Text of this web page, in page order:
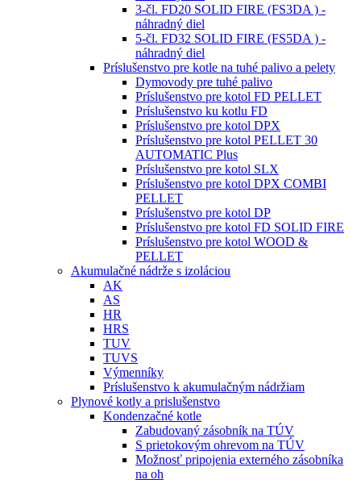
3-čl. FD20 SOLID FIRE (FS3DA ) -
náhradný diel
5-čl. FD32 SOLID FIRE (FS5DA ) -
náhradný diel
Príslušenstvo pre kotle na tuhé palivo a pelety
Dymovody pre tuhé palivo
Príslušenstvo pre kotol FD PELLET
Príslušenstvo ku kotlu FD
Príslušenstvo pre kotol DPX
Príslušenstvo pre kotol PELLET 30
AUTOMATIC Plus
Príslušenstvo pre kotol SLX
Príslušenstvo pre kotol DPX COMBI
PELLET
Príslušenstvo pre kotol DP
Príslušenstvo pre kotol FD SOLID FIRE
Príslušenstvo pre kotol WOOD &
PELLET
Akumulačné nádrže s izoláciou
AK
AS
HR
HRS
TUV
TUVS
Výmenníky
Príslušenstvo k akumulačným nádržiam
Plynové kotly a prislušenstvo
Kondenzačné kotle
Zabudovaný zásobník na TÚV
S prietokovým ohrevom na TÚV
Možnosť pripojenia externého zásobníka
na oh